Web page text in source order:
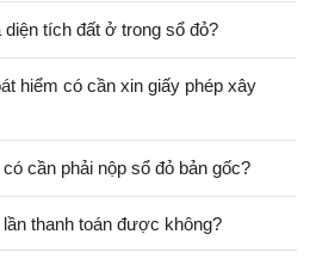
tích đất ở trong sổ đỏ?
hiểm có cần xin giấy phép xây
cần phải nộp sổ đỏ bản gốc?
thanh toán được không?